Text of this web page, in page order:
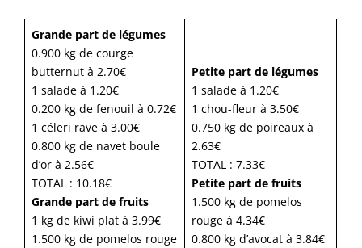
Grande part de légumes
0.900 kg de courge
butternut à 2.70€
1 salade à 1.20€
0.200 kg de fenouil à 0.72€
1 céleri rave à 3.00€
0.800 kg de navet boule
d’or à 2.56€
TOTAL : 10.18€
Grande part de fruits
1 kg de kiwi plat à 3.99€
1.500 kg de pomelos rouge
Petite part de légumes
1 salade à 1.20€
1 chou-fleur à 3.50€
0.750 kg de poireaux à
2.63€
TOTAL : 7.33€
Petite part de fruits
1.500 kg de pomelos
rouge à 4.34€
0.800 kg d’avocat à 3.84€